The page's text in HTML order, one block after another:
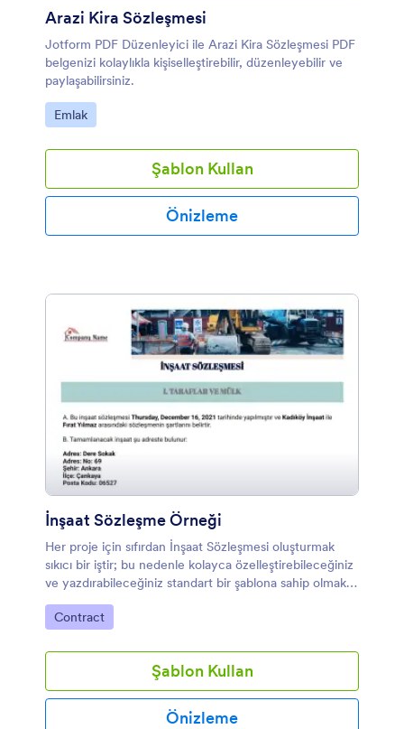
Arazi Kira Sözleşmesi
Jotform PDF Düzenleyici ile Arazi Kira Sözleşmesi PDF
belgenizi kolaylıkla kişiselleştirebilir, düzenleyebilir ve
paylaşabilirsiniz.
Kategoriye git:
Emlak
Şablon Kullan
Önizleme
İnşaat Sözleşme Örneği
Her proje için sıfırdan İnşaat Sözleşmesi oluşturmak
sıkıcı bir iştir; bu nedenle kolayca özelleştirebileceğiniz
ve yazdırabileceğiniz standart bir şablona sahip olmak
daha pratik ve zaman kullanımı açısından da verimli
olacaktır. Jotform sizlere indirebileceğiniz,
ekleyebileceğiniz, imzalayabileceğiniz,
yazdırabileceğiniz veya ileride kullanmak üzere
kaydedebileceğiniz örnek bir İnşaat Sözleşmesi şablonu
Kategoriye git:
Contract
Şablon Kullan
Önizleme